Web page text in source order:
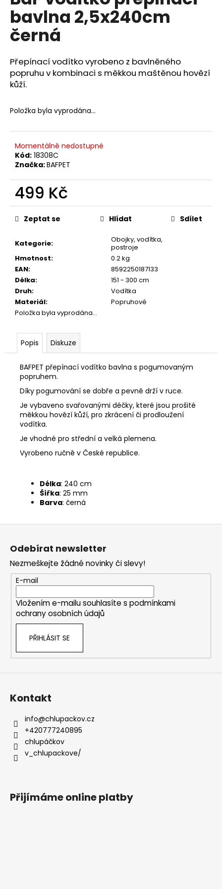
0,0
5
hvězdiček.
bavlna 2,5x240cm
černá
Přepínací vodítko vyrobeno z bavlněného
popruhu v kombinaci s měkkou maštěnou hovězí
kůží.
Položka byla vyprodána…
Momentálně nedostupné
Kód: 18308C
Značka:BAFPET
499 Kč
Měrná
cena:
Kategorie:
Obojky, vodítka,
postroje
Hmotnost:
0.2 kg
EAN:
8592250187133
Délka:
151 - 300 cm
Druh:
Vodítka
Materiál:
Popruhové
Položka byla vyprodána…
Zeptat se Hlídat Sdílet
Popis Diskuze
BAFPET přepínací vodítko bavlna s pogumovaným
popruhem.
Díky pogumování se dobře a pevně drží v ruce.
Je vybaveno svařovanými déčky, které jsou prošité
měkkou hovězí kůží, pro zkrácení či prodloužení
vodítka.
Je vhodné pro střední a velká plemena.
Vyrobeno ručně v České republice.
Délka: 240 cm
Šířka: 25 mm
Barva: černá
a
j
í
?
HLEDAT
D
o
p
o
u
č
e
m
e
CALIBRA
JOY
YUMMY
CHICKEN
TREAT
100G
79
Kč
Z
Odebírat newsletter
Nezmeškejte žádné novinky či slevy!
E-mail
Vložením e-mailu souhlasíte s podmínkami
ochrany osobních údajů
PŘIHLÁSIT SE
Kontakt
info@chlupackov.cz
+420777240895
chlupáčkov
v_chlupackove/
Přijímáme online platby